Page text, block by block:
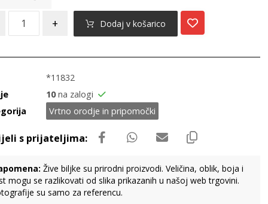
+ Dodaj v košarico
*11832
10na zalogi
Vrtno orodje in pripomočki
Žive biljke su prirodni proizvodi. Veličina, oblik, boja i
mogu se razlikovati od slika prikazanih u našoj web trgovini.
su samo za referencu.